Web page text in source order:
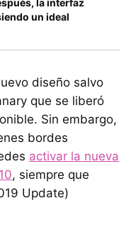
la interfaz
un ideal
diseño salvo
que se liberó
Sin embargo,
bordes
activar la nueva
, siempre que
Update)